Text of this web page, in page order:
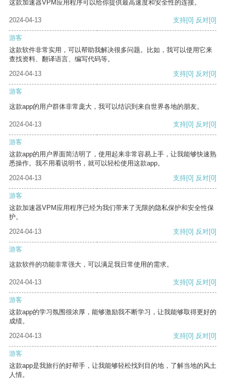
这款加速器VPM应用程序可以给你提供最高速度和安全性的连接。
2024-04-13 支持[0] 反对[0]
游客
这款软件非常实用，可以帮助我解决很多问题。比如，我可以使用它来
查找资料、翻译语言、编写代码等。
2024-04-13
支持[0] 反对[0]
游客
这款app的用户群体非常庞大，我可以结识到来自世界各地的朋友。
2024-04-13 支持[0] 反对[0]
游客
这款app的用户界面简洁明了，使用起来非常容易上手，让我能够快速熟
悉操作。我不用看说明书，就可以轻松使用这款app。
2024-04-13
支持[0] 反对[0]
游客
这款加速器VPM应用程序已经为我们带来了无限的隐私保护和安全性保
护。
2024-04-13
支持[0] 反对[0]
游客
这款软件的功能非常强大，可以满足我日常使用的需求。
2024-04-13 支持[0] 反对[0]
游客
这款app的学习氛围很浓厚，能够激励我不断学习，让我能够取得更好的
成绩。
2024-04-13
支持[0] 反对[0]
游客
这款app是我旅行的好帮手，让我能够轻松找到目的地，了解当地的风土
人情。